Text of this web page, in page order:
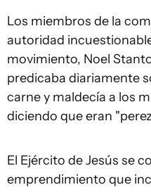
Los miembros de la
autoridad
movimiento, Noel
predicaba diariamente
carne y maldecía a los
diciendo que eran
El Ejército de Jesús se
emprendimiento que